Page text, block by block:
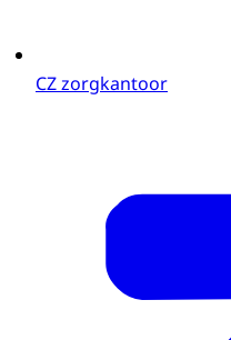
CZ zorgkantoor